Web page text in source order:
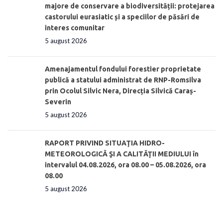
majore de conservare a biodiversității: protejarea
castorului eurasiatic și a speciilor de păsări de
interes comunitar
5 august 2026
Amenajamentul fondului forestier proprietate
publică a statului administrat de RNP-Romsilva
prin Ocolul Silvic Nera, Direcția Silvică Caraș-
Severin
5 august 2026
RAPORT PRIVIND SITUAŢIA HIDRO-
METEOROLOGICĂ ŞI A CALITĂŢII MEDIULUI în
intervalul 04.08.2026, ora 08.00 – 05.08.2026, ora
08.00
5 august 2026